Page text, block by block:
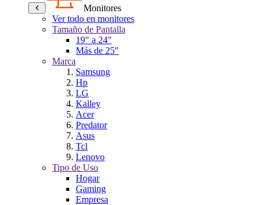
Monitores
Ver todo en monitores
Tamaño de Pantalla
19" a 24"
Más de 25"
Marca
Samsung
Hp
LG
Kalley
Acer
Predator
Asus
Tcl
Lenovo
Tipo de Uso
Hogar
Gaming
Empresa